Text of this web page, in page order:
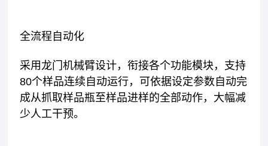
全流程自动化
采用龙门机械臂设计，衔接各个功能模块，支持
80个样品连续自动运行，可依据设定参数自动完
成从抓取样品瓶至样品进样的全部动作，大幅减
少人工干预。